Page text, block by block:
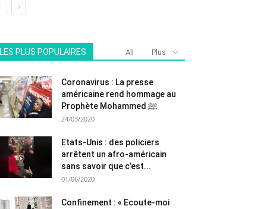
LES PLUS POPULAIRES All Plus
Coronavirus : La presse
américaine rend hommage au
Prophète Mohammed ﷺ
24/03/2020
Etats-Unis : des policiers
arrêtent un afro-américain
sans savoir que c’est...
01/06/2020
Confinement : « Ecoute-moi